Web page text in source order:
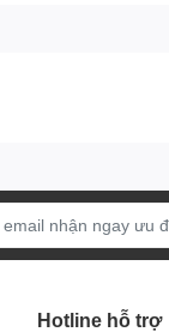
Hotline hỗ trợ